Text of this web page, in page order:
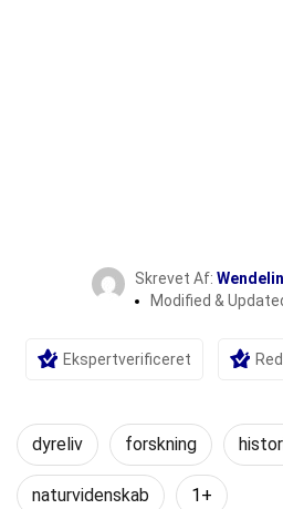
Skrevet Af:
Modified &
Ekspertverificeret
dyreliv forskning
naturvidenskab 1+